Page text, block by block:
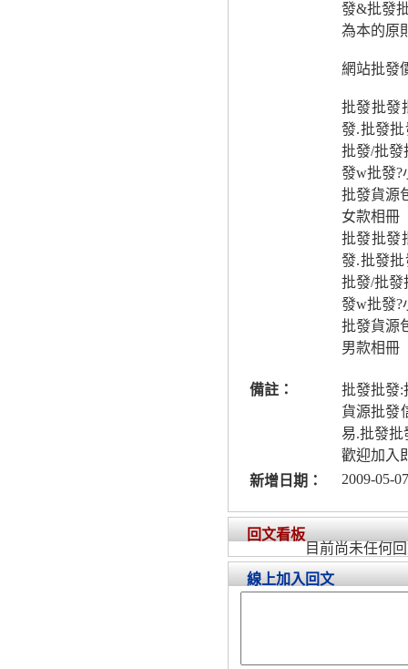
發&批發
為本的原
網站批發
批發批發
發.批發
批發/批發
發w批發?
批發貨源
女款相冊
批發批發
發.批發
批發/批發
發w批發?
批發貨源
男款相冊
備註：
批發批發:
貨源批發
易.批發批
歡迎加入
新增日期：
2009-05-
回文看板
目前尚未任何
線上加入回文